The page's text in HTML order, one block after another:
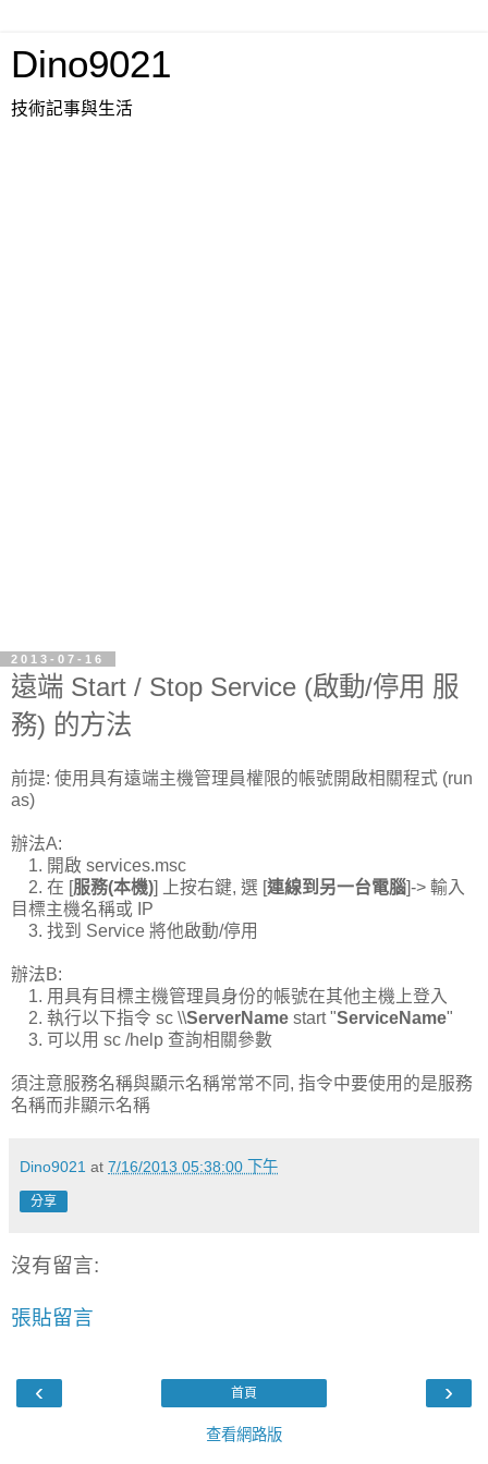
Dino9021
技術記事與生活
2013-07-16
遠端 Start / Stop Service (啟動/停用 服
務) 的方法
前提: 使用具有遠端主機管理員權限的帳號開啟相關程式 (run
as)
辦法A:
1. 開啟 services.msc
2. 在 [服務(本機)] 上按右鍵, 選 [連線到另一台電腦]-> 輸入
目標主機名稱或 IP
3. 找到 Service 將他啟動/停用
辦法B:
1. 用具有目標主機管理員身份的帳號在其他主機上登入
2. 執行以下指令 sc \\ServerName start "ServiceName"
3. 可以用 sc /help 查詢相關參數
須注意服務名稱與顯示名稱常常不同, 指令中要使用的是服務
名稱而非顯示名稱
Dino9021 at 7/16/2013 05:38:00 下午
分享
沒有留言:
張貼留言
‹ ›
首頁
查看網路版